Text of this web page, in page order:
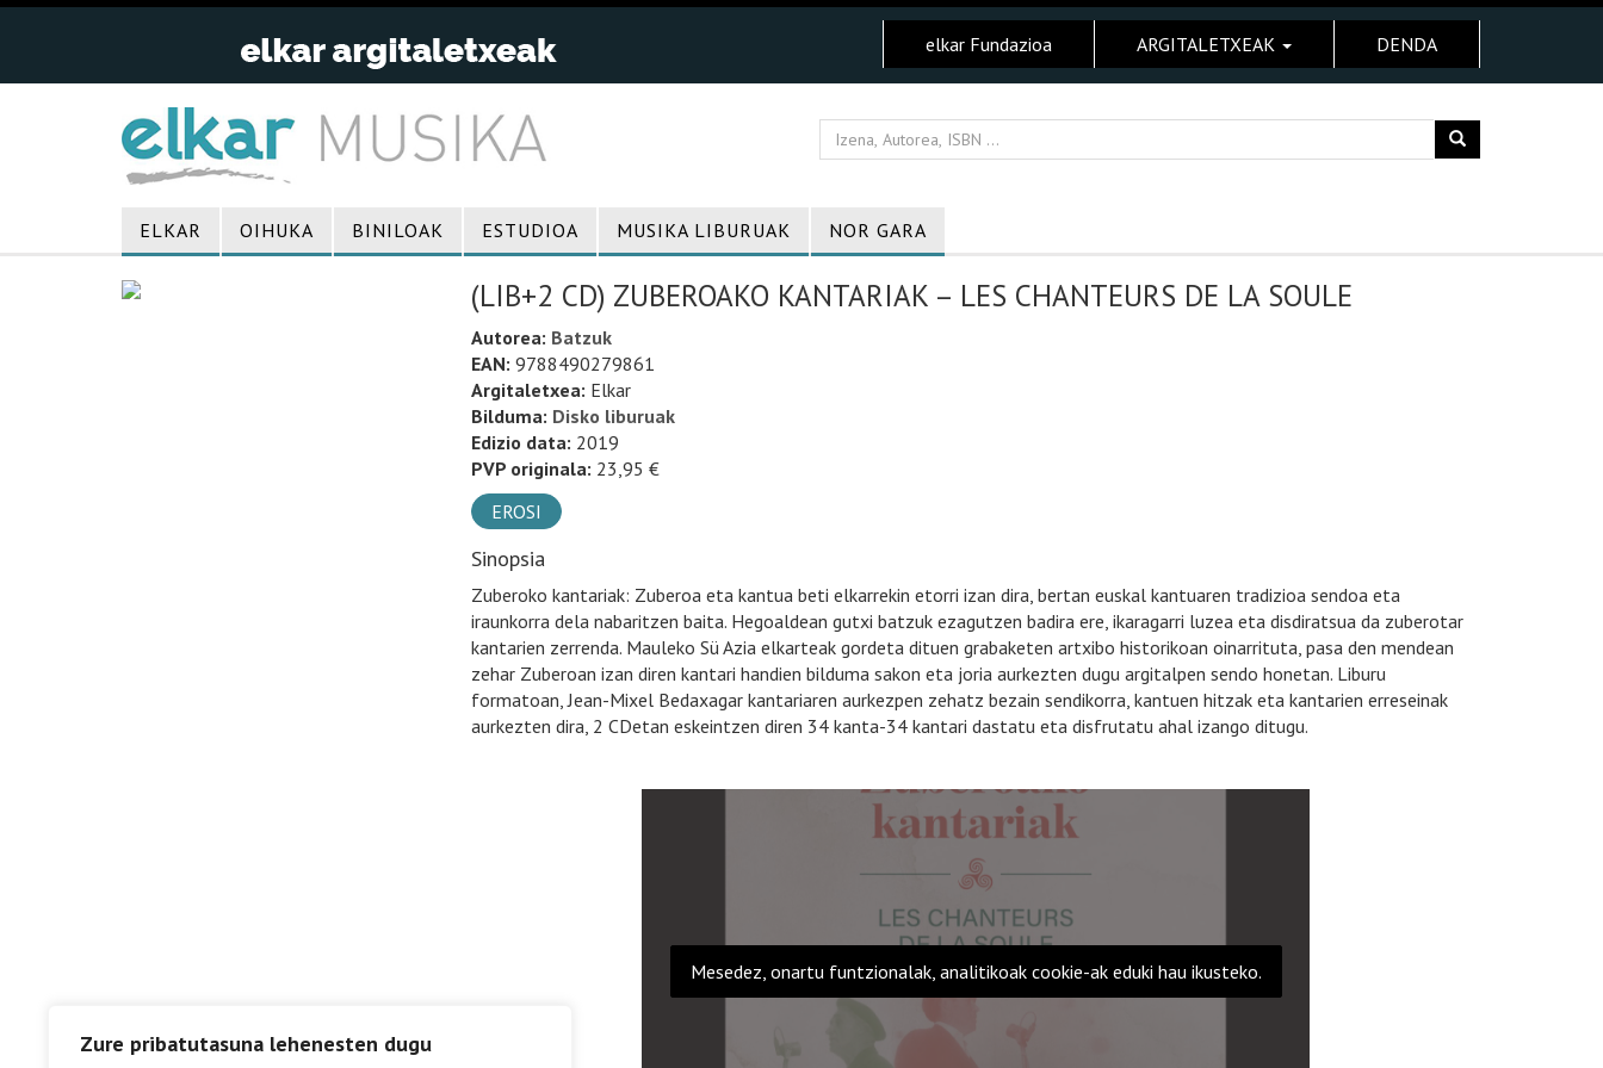
Zure pribatutasuna lehenesten dugu
elkar Fundazioa ARGITALETXEAK DENDA
ELKAR OIHUKA BINILOAK ESTUDIOA MUSIKA LIBURUAK NOR GARA
(LIB+2 CD) ZUBEROAKO KANTARIAK – LES CHANTEURS DE LA SOULE
Autorea: Batzuk
EAN: 9788490279861
Argitaletxea: Elkar
Bilduma: Disko liburuak
Edizio data: 2019
PVP originala: 23,95 €
EROSI
Sinopsia
Zuberoko kantariak: Zuberoa eta kantua beti elkarrekin etorri izan dira, bertan euskal kantuaren tradizioa sendoa eta
iraunkorra dela nabaritzen baita. Hegoaldean gutxi batzuk ezagutzen badira ere, ikaragarri luzea eta disdiratsua da zuberotar
kantarien zerrenda. Mauleko Sü Azia elkarteak gordeta dituen grabaketen artxibo historikoan oinarrituta, pasa den mendean
zehar Zuberoan izan diren kantari handien bilduma sakon eta joria aurkezten dugu argitalpen sendo honetan. Liburu
formatoan, Jean-Mixel Bedaxagar kantariaren aurkezpen zehatz bezain sendikorra, kantuen hitzak eta kantarien erreseinak
aurkezten dira, 2 CDetan eskeintzen diren 34 kanta-34 kantari dastatu eta disfrutatu ahal izango ditugu.
Mesedez, onartu funtzionalak, analitikoak cookie-ak eduki hau ikusteko.